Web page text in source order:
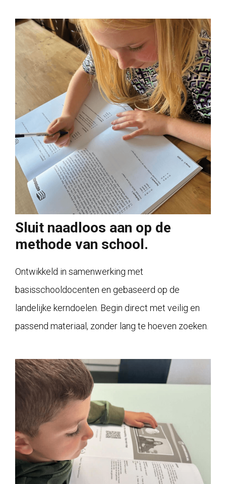
Sluit naadloos aan op de
methode van school.
Ontwikkeld in samenwerking met
basisschooldocenten en gebaseerd op de
landelijke kerndoelen. Begin direct met veilig en
passend materiaal, zonder lang te hoeven zoeken.